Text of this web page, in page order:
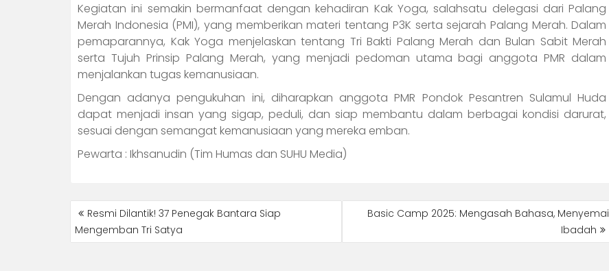
Kegiatan ini semakin bermanfaat dengan kehadiran Kak Yoga, salahsatu delegasi dari Palang
Merah Indonesia (PMI), yang memberikan materi tentang P3K serta sejarah Palang Merah. Dalam
pemaparannya, Kak Yoga menjelaskan tentang Tri Bakti Palang Merah dan Bulan Sabit Merah
serta Tujuh Prinsip Palang Merah, yang menjadi pedoman utama bagi anggota PMR dalam
menjalankan tugas kemanusiaan.
Dengan adanya pengukuhan ini, diharapkan anggota PMR Pondok Pesantren Sulamul Huda
dapat menjadi insan yang sigap, peduli, dan siap membantu dalam berbagai kondisi darurat,
sesuai dengan semangat kemanusiaan yang mereka emban.
Pewarta : Ikhsanudin (Tim Humas dan SUHU Media)
POST
NAVIGATION
Resmi Dilantik! 37 Penegak Bantara Siap
Mengemban Tri Satya
Basic Camp 2025: Mengasah Bahasa, Menyemai
Ibadah